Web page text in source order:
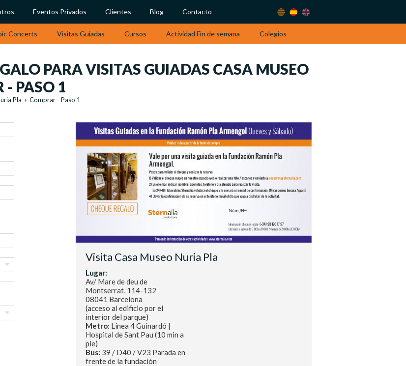
Eventos Privados Clientes Blog Contacto
Concerts Visitas Guiadas Cursos Actividad Fin de semana Colegios
PARA VISITAS GUIADAS CASA MUSEO
- PASO 1
Pla Comprar - Paso 1
Visita Casa Museo Nuria Pla
Lugar:
Av/ Mare de deu de
Montserrat, 114-132
08041 Barcelona
(acceso al edificio por el
interior del parque)
Metro: Línea 4 Guinardó |
Hospital de Sant Pau (10 min a
pie)
Bus: 39 / D40 / V23 Parada en
frente de la fundación